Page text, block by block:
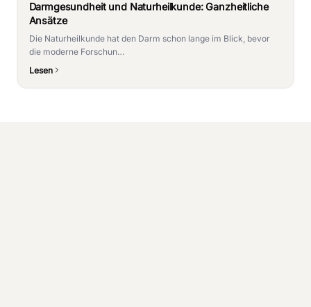
Darmgesundheit und Naturheilkunde: Ganzheitliche
Ansätze
Die Naturheilkunde hat den Darm schon lange im Blick, bevor
die moderne Forschun…
Lesen